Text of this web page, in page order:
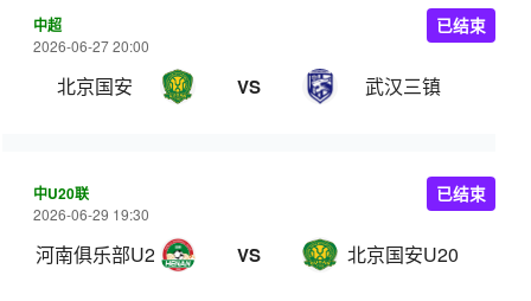
中超
2026-06-27 20:00
北京国安 VS 武汉三镇
已结束
中U20联
2026-06-29 19:30
河南俱乐部U20 VS 北京国安U20
已结束